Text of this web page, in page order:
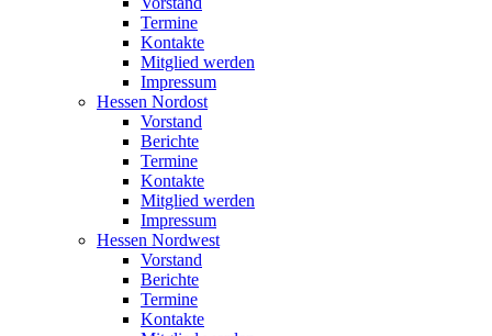
Termine
Kontakte
Mitglied werden
Impressum
Hessen Nordost
Vorstand
Berichte
Termine
Kontakte
Mitglied werden
Impressum
Hessen Nordwest
Vorstand
Berichte
Termine
Kontakte